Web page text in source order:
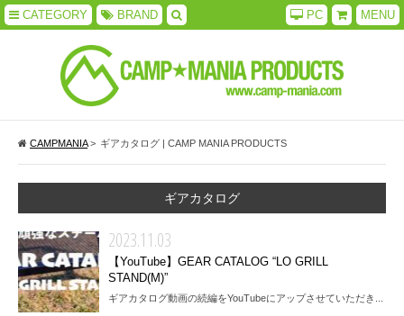
CATEGORY BRAND MENU
PC
CAMPMANIA> ギアカタログ | CAMP MANIA PRODUCTS
ギアカタログ
2023.11.03
【YouTube】GEAR CATALOG “LO GRILL
STAND(M)”
ギアカタログ動画の続編をYouTubeにアップさせていただき...